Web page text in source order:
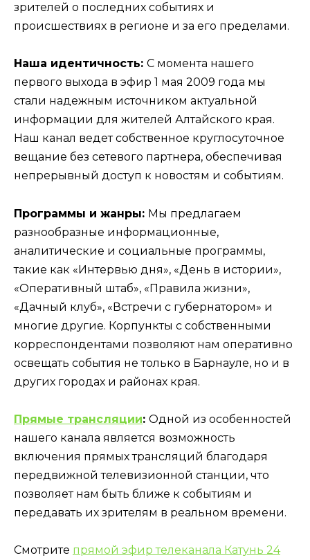
зрителей о последних событиях и
происшествиях в регионе и за его пределами.
Наша идентичность: С момента нашего
первого выхода в эфир 1 мая 2009 года мы
стали надежным источником актуальной
информации для жителей Алтайского края.
Наш канал ведет собственное круглосуточное
вещание без сетевого партнера, обеспечивая
непрерывный доступ к новостям и событиям.
Программы и жанры: Мы предлагаем
разнообразные информационные,
аналитические и социальные программы,
такие как «Интервью дня», «День в истории»,
«Оперативный штаб», «Правила жизни»,
«Дачный клуб», «Встречи с губернатором» и
многие другие. Корпункты с собственными
корреспондентами позволяют нам оперативно
освещать события не только в Барнауле, но и в
других городах и районах края.
Прямые трансляции: Одной из особенностей
нашего канала является возможность
включения прямых трансляций благодаря
передвижной телевизионной станции, что
позволяет нам быть ближе к событиям и
передавать их зрителям в реальном времени.
Смотрите прямой эфир телеканала Катунь 24